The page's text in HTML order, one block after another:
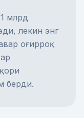
млрд
лекин энг
оғирроқ
берди.